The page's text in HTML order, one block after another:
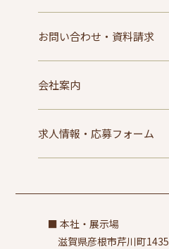
お問い合わせ・資料請求
会社案内
求人情報・応募フォーム
本社・展示場
滋賀県彦根市芹川町1435